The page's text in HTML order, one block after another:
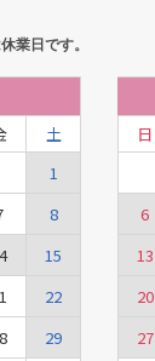
業日です。
土
1
8
15
22
29
日
6
13
20
27